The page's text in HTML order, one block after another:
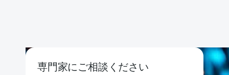
専門家にご相談ください